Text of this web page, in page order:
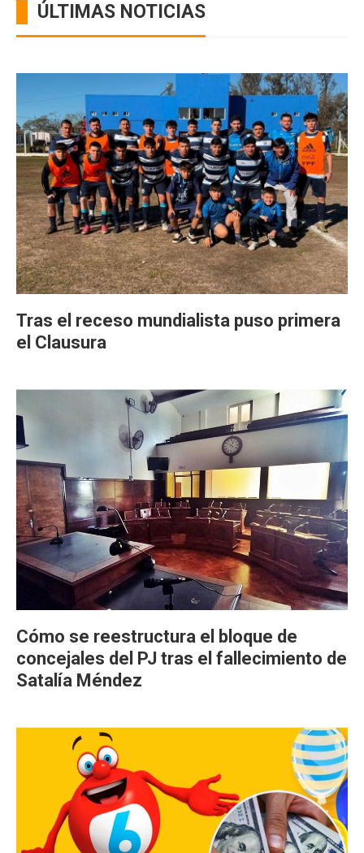
ÚLTIMAS NOTICIAS
Tras el receso mundialista puso primera
el Clausura
Cómo se reestructura el bloque de
concejales del PJ tras el fallecimiento de
Satalía Méndez